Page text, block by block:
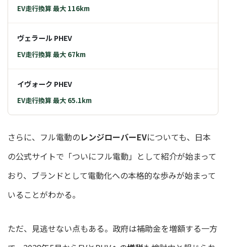
EV走行換算 最大 116km
ヴェラール PHEV
EV走行換算 最大 67km
イヴォーク PHEV
EV走行換算 最大 65.1km
さらに、フル電動のレンジローバーEVについても、日本
の公式サイトで「ついにフル電動」として紹介が始まって
おり、ブランドとして電動化への本格的な歩みが始まって
いることがわかる。
ただ、見逃せない点もある。政府は補助金を増額する一方